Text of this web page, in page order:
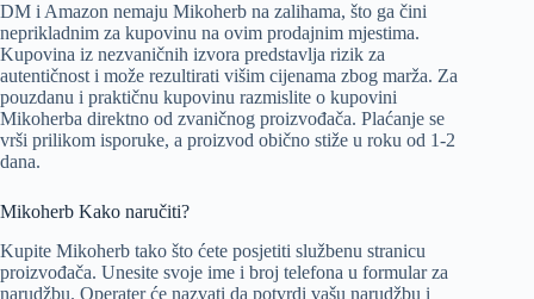
DM i Amazon nemaju Mikoherb na zalihama, što ga čini
neprikladnim za kupovinu na ovim prodajnim mjestima.
Kupovina iz nezvaničnih izvora predstavlja rizik za
autentičnost i može rezultirati višim cijenama zbog marža. Za
pouzdanu i praktičnu kupovinu razmislite o kupovini
Mikoherba direktno od zvaničnog proizvođača. Plaćanje se
vrši prilikom isporuke, a proizvod obično stiže u roku od 1-2
dana.
Mikoherb Kako naručiti?
Kupite Mikoherb tako što ćete posjetiti službenu stranicu
proizvođača. Unesite svoje ime i broj telefona u formular za
narudžbu. Operater će nazvati da potvrdi vašu narudžbu i